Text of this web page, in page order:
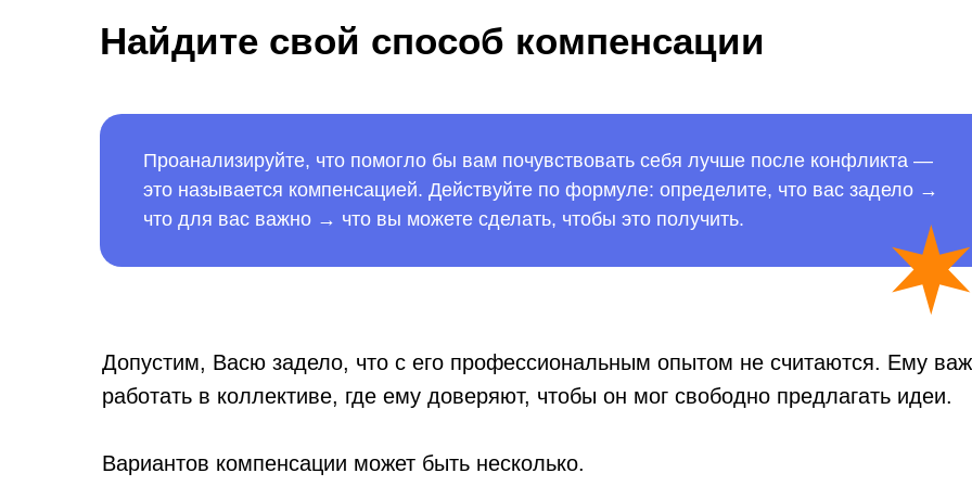
Найдите свой способ компенсации
Проанализируйте, что помогло бы вам почувствовать себя лучше после конфликта —
это называется компенсацией. Действуйте по формуле: определите, что вас задело →
что для вас важно → что вы можете сделать, чтобы это получить.
Допустим, Васю задело, что с его профессиональным опытом не считаются. Ему
работать в коллективе, где ему доверяют, чтобы он мог свободно предлагать идеи.
Вариантов компенсации может быть несколько.